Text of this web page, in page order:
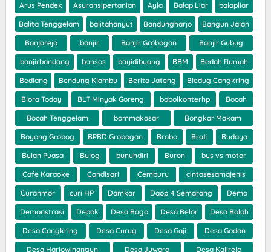
Arus Pendek Asuransipertanian Ayla Balap Liar balapliar
Balita Tenggelam balitahanyut Bandungharjo Bangun Jalan
Banjarejo banjir Banjir Grobogan Banjir Gubug
banjirbandang bansos bayidibuang BBM Bedah Rumah
Bediang Bendung Klambu Berita Jateng Bledug Cangkring
Blora Today BLT Minyak Goreng bobolkonterhp Bocah
Bocah Tenggelam bommakasar Bongkar Makam
Boyong Grobog BPBD Grobogan Brabo Brati Budaya
Bulan Puasa Bulog bunuhdiri Buron bus vs motor
Cafe Karaoke Candisari Cemburu cintasesamajenis
Curanmor curi HP Damkar Daop 4 Semarang Demo
Demonstrasi Depok Desa Bago Desa Belor Desa Boloh
Desa Cangkring Desa Curug Desa Gaji Desa Godan
Desa Harjowinangun Desa Juworo Desa Kalirejo